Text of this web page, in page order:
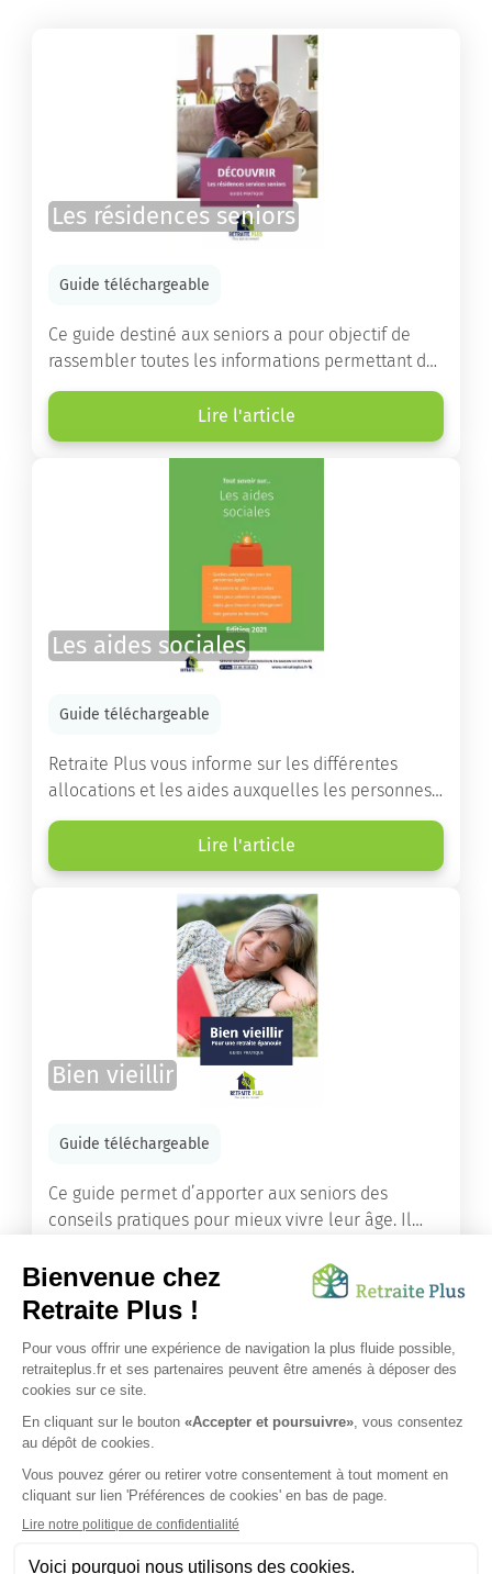
Les résidences seniors
Guide téléchargeable
Ce guide destiné aux seniors a pour objectif de
rassembler toutes les informations permettant de
choisir la résidence services seniors adaptée.
Lire l'article
Les aides sociales
Guide téléchargeable
Retraite Plus vous informe sur les différentes
allocations et les aides auxquelles les personnes
âgées ont droit pour financer un séjour en maison
de retraite ou un maintien à domicile.
Lire l'article
Bien vieillir
Guide téléchargeable
Ce guide permet d’apporter aux seniors des
conseils pratiques pour mieux vivre leur âge. Il
améliorer sa santé grâce à l’alimentation...
Lire l'article
Vous avez besoin d’une aide de nos équipes ?
Obtenir les tarifs & disponibilités
SUIVEZ-NOUS SUR :